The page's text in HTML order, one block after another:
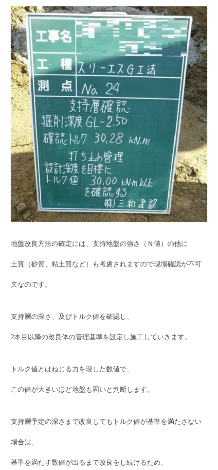
地盤改良方法の確定には、支持地盤の強さ（Ｎ値）の他に
土質（砂質、粘土質など）も考慮されますので現場確認が不可
欠なのです。
支持層の深さ、及びトルク値を確認し、
2本目以降の改良体の管理基準を設定し施工していきます。
トルク値とはねじる力を現した数値で、
この値が大きいほど地盤も固いと判断します。
支持層予定の深さまで改良してもトルク値が基準を満たさない
場合は、
基準を満たす数値が出るまで改良をし続けるため、